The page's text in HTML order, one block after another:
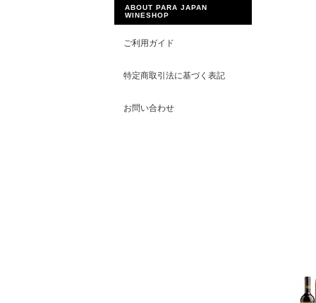
ABOUT PARA JAPAN
WINESHOP
ご利用ガイド
特定商取引法に基づく表記
お問い合わせ